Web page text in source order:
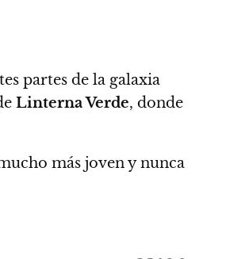
partes de la galaxia
Linterna Verde, donde
más joven y nunca